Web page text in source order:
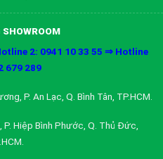
SHOWROOM
2: 0941 10 33 55 ⇒ Hotline
679 289
P. An Lạc, Q. Bình Tân, TP.HCM.
Hiệp Bình Phước, Q. Thủ Đức,